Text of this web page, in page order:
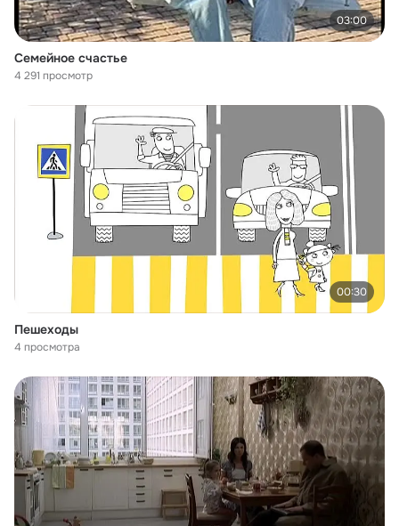
03:00
Семейное счастье
4 291 просмотр
00:30
Пешеходы
4 просмотра